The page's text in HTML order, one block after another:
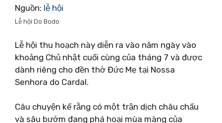
Nguồn: lễ hội
Lễ hội Do Bodo
Lễ hội thu hoạch này diễn ra vào năm ngày vào
khoảng Chủ nhật cuối cùng của tháng 7 và được
dành riêng cho đền thờ Đức Mẹ tại Nossa
Senhora do Cardal.
Câu chuyện kể rằng có một trận dịch châu chấu
và sâu bướm đang phá hoại mùa màng của